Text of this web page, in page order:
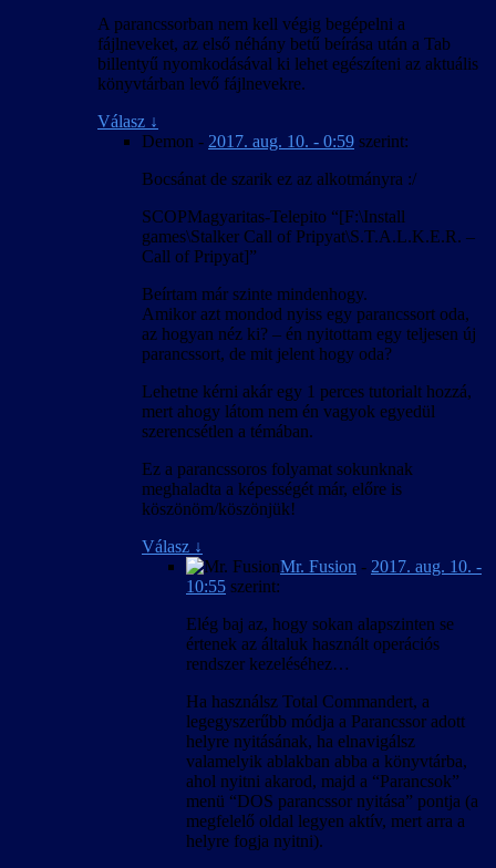
A parancssorban nem kell végig begépelni a
fájlneveket, az első néhány betű beírása után a Tab
billentyű nyomkodásával ki lehet egészíteni az aktuális
könyvtárban levő fájlnevekre.
Válasz ↓
Demon - 2017. aug. 10. - 0:59 szerint:
Bocsánat de szarik ez az alkotmányra :/
SCOPMagyaritas-Telepito “[F:\Install
games\Stalker Call of Pripyat\S.T.A.L.K.E.R. –
Call of Pripyat]”
Beírtam már szinte mindenhogy.
Amikor azt mondod nyiss egy parancssort oda,
az hogyan néz ki? – én nyitottam egy teljesen új
parancssort, de mit jelent hogy oda?
Lehetne kérni akár egy 1 perces tutorialt hozzá,
mert ahogy látom nem én vagyok egyedül
szerencsétlen a témában.
Ez a parancssoros folyamat sokunknak
meghaladta a képességét már, előre is
köszönöm/köszönjük!
Válasz ↓
Mr. Fusion - 2017. aug. 10. -
10:55 szerint:
Elég baj az, hogy sokan alapszinten se
értenek az általuk használt operációs
rendszer kezeléséhez…
Ha használsz Total Commandert, a
legegyszerűbb módja a Parancssor adott
helyre nyitásának, ha elnavigálsz
valamelyik ablakban abba a könyvtárba,
ahol nyitni akarod, majd a “Parancsok”
menü “DOS parancssor nyitása” pontja (a
megfelelő oldal legyen aktív, mert arra a
helyre fogja nyitni).